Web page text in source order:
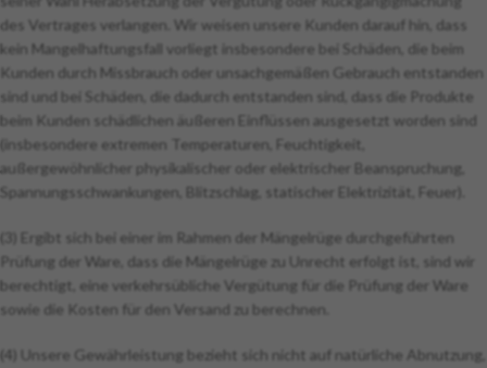
des Vertrages verlangen. Wir weisen unsere Kunden darauf hin, dass
kein Mangelhaftungsfall vorliegt insbesondere bei Schäden, die beim
Kunden durch Missbrauch oder unsachgemäßen Gebrauch entstanden
sind und bei Schäden, die dadurch entstanden sind, dass die Produkte
beim Kunden schädlichen äußeren Einflüssen ausgesetzt worden sind
(insbesondere extremen Temperaturen, Feuchtigkeit,
außergewöhnlicher physikalischer oder elektrischer Beanspruchung,
Spannungsschwankungen, Blitzschlag, statischer Elektrizität, Feuer).
(3) Ergibt sich bei einer im Rahmen der Mängelrüge durchgeführten
Prüfung der Ware, dass die Mängelrüge zu Unrecht erfolgt ist, sind wir
berechtigt, eine verkehrsübliche Vergütung für die Prüfung der Ware
sowie die Kosten für den Versand zu berechnen.
(4) Unsere Gewährleistung bezieht sich nicht auf natürliche Abnutzung,